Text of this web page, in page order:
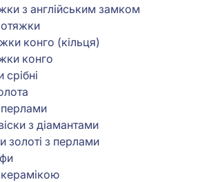
з англійським замком
конго (кільця)
конго
з діамантами
з перлами